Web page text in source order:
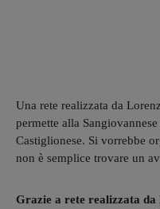
Una rete realizzata da
permette alla
Castiglionese. Si vorrebbe
non è semplice trovare un
Grazie a rete realizzata da